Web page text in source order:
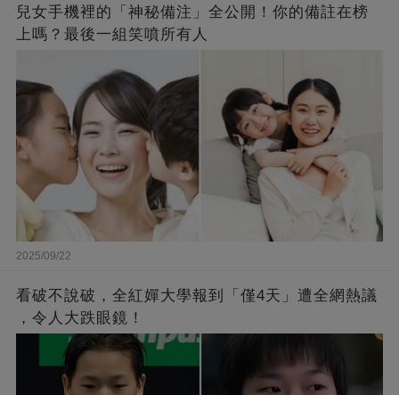
兒女手機裡的「神秘備注」全公開！你的備註在榜
上嗎？最後一組笑噴所有人
2025/09/22
看破不說破，全紅嬋大學報到「僅4天」遭全網熱議
，令人大跌眼鏡！